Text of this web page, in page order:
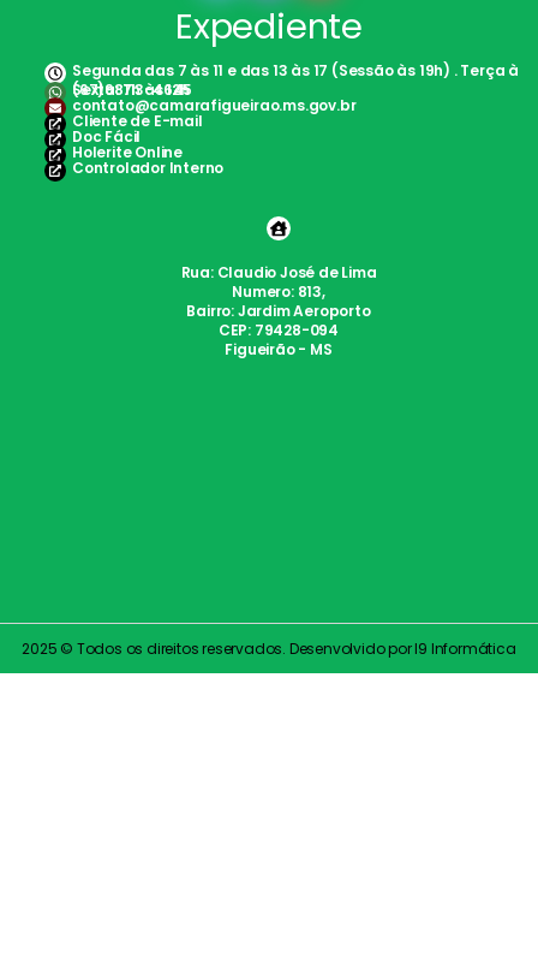
Expediente
Segunda das 7 às 11 e das 13 às 17 (Sessão às 19h) . Terça à
Sexta: 7h às 12h
(67)98113-4645
contato@camarafigueirao.ms.gov.br
Cliente de E-mail
Doc Fácil
Holerite Online
Controlador Interno
Rua: Claudio José de Lima
Numero: 813,
Bairro: Jardim Aeroporto
CEP: 79428-094
Figueirão - MS
2025 © Todos os direitos reservados. Desenvolvido por I9 Informática